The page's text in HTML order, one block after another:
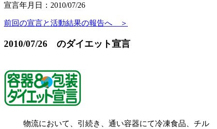
宣言年月日：2010/07/26
前回の宣言と活動結果の報告へ ＞
2010/07/26 のダイエット宣言
物流において、引続き、通い容器にて冷凍食品、チル